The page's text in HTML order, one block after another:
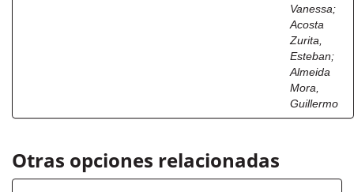
Vanessa;
Acosta
Zurita,
Esteban;
Almeida
Mora,
Guillermo
Otras opciones relacionadas